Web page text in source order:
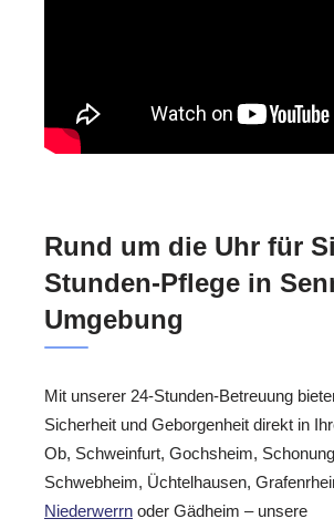
Rund um die Uhr für
Stunden-Pflege in
Umgebung
Mit unserer 24-Stunden-Betreuung
Sicherheit und Geborgenheit direkt in
Ob, Schweinfurt, Gochsheim,
Schwebheim, Üchtelhausen,
Niederwerrn oder Gädheim – unsere